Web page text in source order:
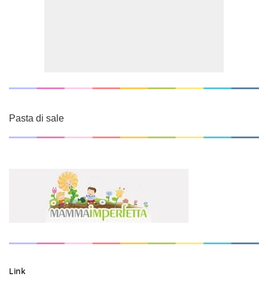
Pasta di sale
Link